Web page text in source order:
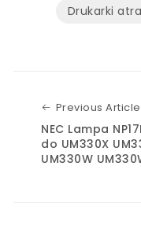
Drukarki
Previous Article
NEC Lampa
do UM330X
UM330W